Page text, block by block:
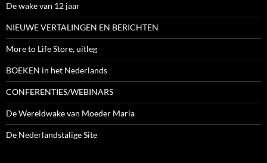
De wake van 12 jaar
NIEUWE VERTALINGEN EN BERICHTEN
More to Life Store, uitleg
BOEKEN in het Nederlands
CONFERENTIES/WEBINARS
De Wereldwake van Moeder Maria
De Nederlandstalige Site